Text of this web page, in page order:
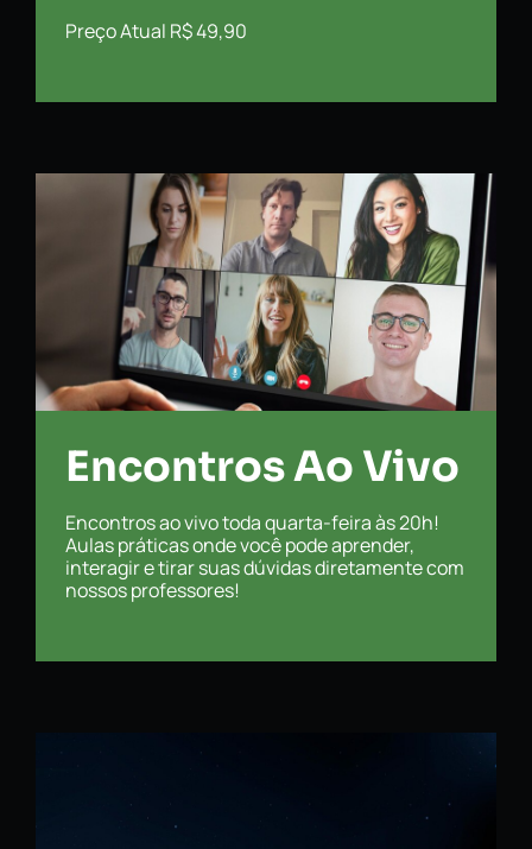
Preço Atual R$ 49,90
Encontros Ao Vivo
Encontros ao vivo toda quarta-feira às 20h!
Aulas práticas onde você pode aprender,
interagir e tirar suas dúvidas diretamente com
nossos professores!